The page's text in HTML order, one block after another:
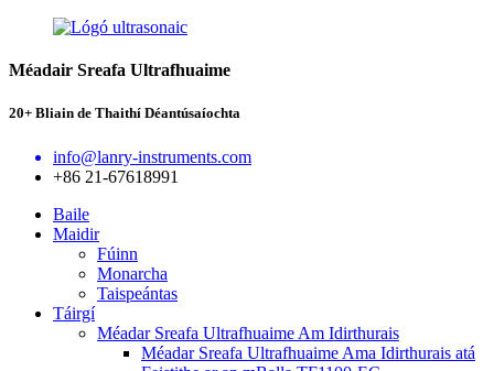
Méadair Sreafa Ultrafhuaime
20+ Bliain de Thaithí Déantúsaíochta
info@lanry-instruments.com
+86 21-67618991
Baile
Maidir
Fúinn
Monarcha
Taispeántas
Táirgí
Méadar Sreafa Ultrafhuaime Am Idirthurais
Méadar Sreafa Ultrafhuaime Ama Idirthurais atá